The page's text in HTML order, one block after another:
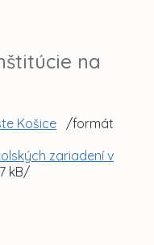
na
Košice
/formát
zariadení v
kB/